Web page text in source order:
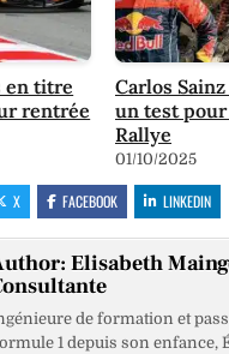
en titre
rentrée
Carlos
un test pour
Rallye
01/10/2025
X FACEBOOK LINKEDIN
Elisabeth
de formation et
1 depuis son enfance,